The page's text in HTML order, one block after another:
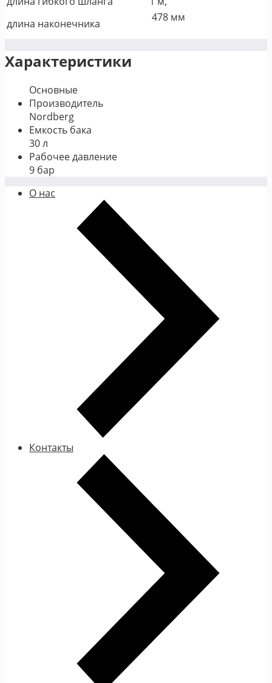
длина наконечника
478 мм
Характеристики
Основные
Производитель
Nordberg
Емкость бака
30 л
Рабочее давление
9 бар
О нас
Контакты